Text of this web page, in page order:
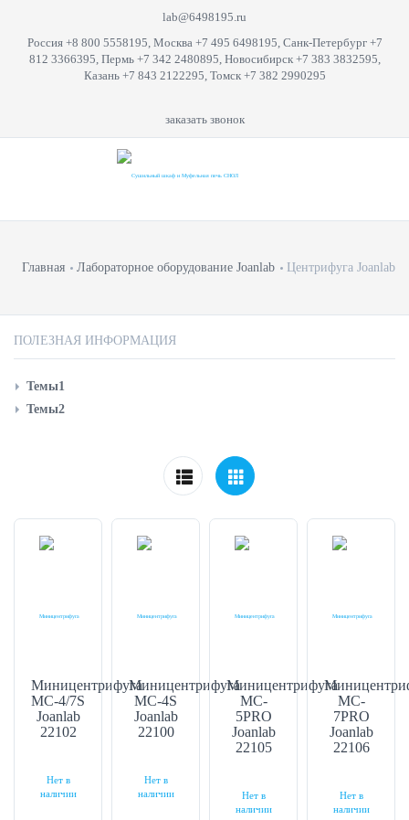
lab@6498195.ru
Россия +8 800 5558195, Москва +7 495 6498195, Санк-Петербург +7
812 3366395, Пермь +7 342 2480895, Новосибирск +7 383 3832595,
Казань +7 843 2122295, Томск +7 382 2990295
заказать звонок
Главная Лабораторное оборудование Joanlab Центрифуга Joanlab
ПОЛЕЗНАЯ ИНФОРМАЦИЯ
Темы1
Темы2
Миницентрифуга
MC-4/7S
Joanlab
22102
Нет в
наличии
Миницентрифуга
MC-4S
Joanlab
22100
Нет в
наличии
Миницентрифуга
MC-
5PRO
Joanlab
22105
Нет в
наличии
MC-
7PRO
Joanlab
22106
Нет в
наличии